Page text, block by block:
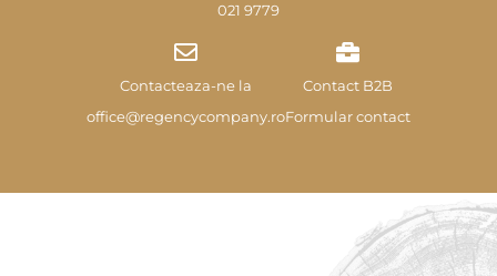
021 9779
Contacteaza-ne la
office@regencycompany.ro
Contact B2B
Formular contact